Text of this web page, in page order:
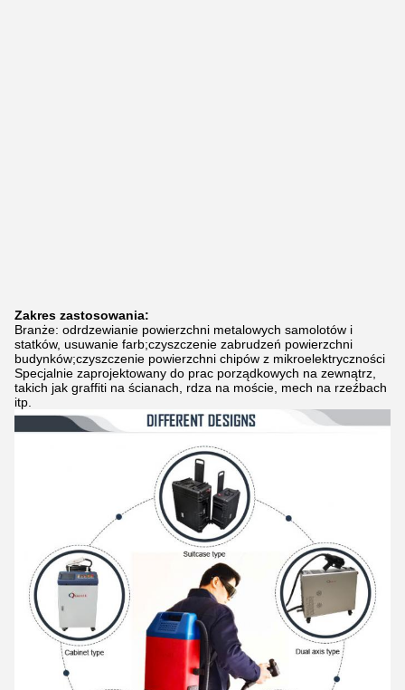
Zakres zastosowania:
Branże: odrdzewianie powierzchni metalowych samolotów i
statków, usuwanie farb;czyszczenie zabrudzeń powierzchni
budynków;czyszczenie powierzchni chipów z mikroelektryczności
Specjalnie zaprojektowany do prac porządkowych na zewnątrz,
takich jak graffiti na ścianach, rdza na moście, mech na rzeźbach
itp.